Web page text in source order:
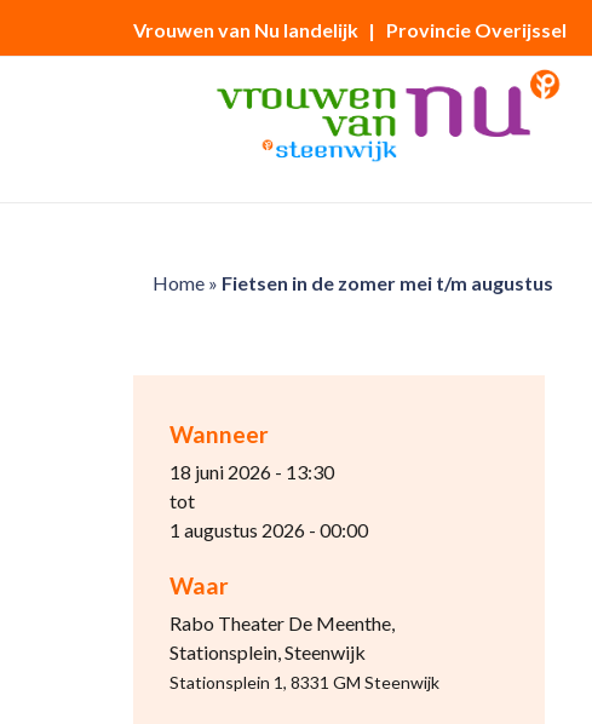
Vrouwen van Nu landelijk | Provincie Overijssel
Home» Fietsen in de zomer mei t/m augustus
Wanneer
18 juni 2026 - 13:30
tot
1 augustus 2026 - 00:00
Waar
Rabo Theater De Meenthe,
Stationsplein, Steenwijk
Stationsplein 1, 8331 GM Steenwijk